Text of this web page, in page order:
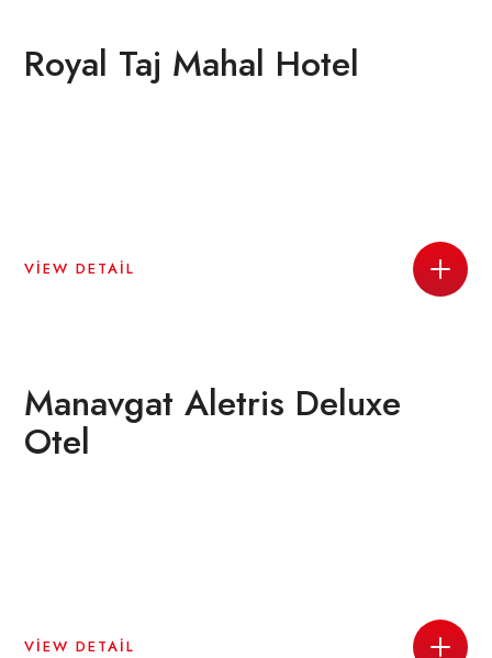
Royal Taj Mahal Hotel
VIEW DETAIL
Manavgat Aletris Deluxe
Otel
VIEW DETAIL